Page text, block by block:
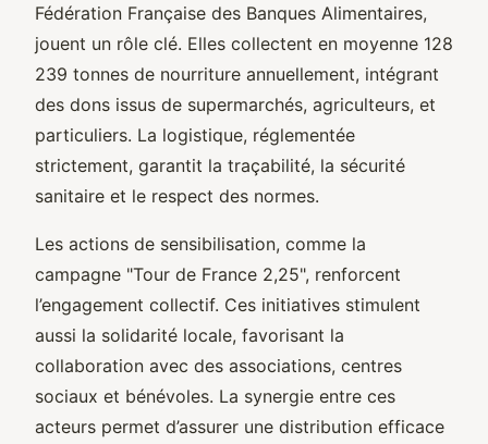
Fédération Française des Banques Alimentaires,
jouent un rôle clé. Elles collectent en moyenne 128
239 tonnes de nourriture annuellement, intégrant
des dons issus de supermarchés, agriculteurs, et
particuliers. La logistique, réglementée
strictement, garantit la traçabilité, la sécurité
sanitaire et le respect des normes.
Les actions de sensibilisation, comme la
campagne "Tour de France 2,25", renforcent
l’engagement collectif. Ces initiatives stimulent
aussi la solidarité locale, favorisant la
collaboration avec des associations, centres
sociaux et bénévoles. La synergie entre ces
acteurs permet d’assurer une distribution efficace